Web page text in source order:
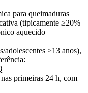
para queimaduras
(tipicamente ≥20%
aquecido
adolescentes ≥13 anos),
primeiras 24 h, com